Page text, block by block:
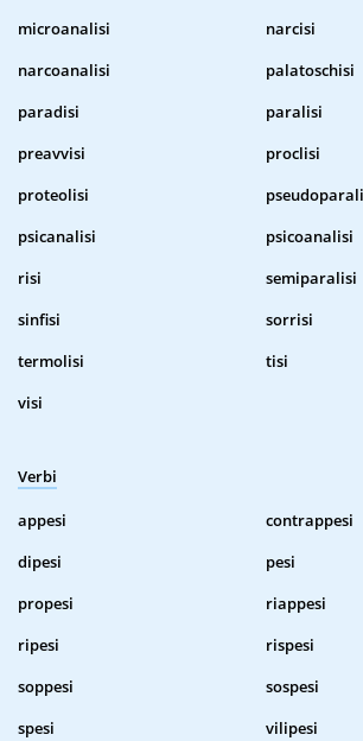
microanalisi
narcisi
narcoanalisi
palatoschisi
paradisi
paralisi
preavvisi
proclisi
proteolisi
psicanalisi
psicoanalisi
risi
semiparalisi
sinfisi
sorrisi
termolisi
tisi
visi
Verbi
appesi
contrappesi
dipesi
pesi
propesi
riappesi
ripesi
rispesi
soppesi
sospesi
spesi
vilipesi